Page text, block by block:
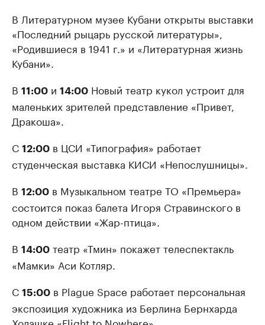
В Литературном музее Кубани открыты выставки
«Последний рыцарь русской литературы»,
«Родившиеся в 1941 г.» и «Литературная жизнь
Кубани».
В 11:00 и 14:00 Новый театр кукол устроит для
маленьких зрителей представление «Привет,
Дракоша».
С 12:00 в ЦСИ «Типография» работает
студенческая выставка КИСИ «Непослушницы».
В 12:00 в Музыкальном театре ТО «Премьера»
состоится показ балета Игоря Стравинского в
одном действии «Жар-птица».
В 14:00 театр «Тмин» покажет телеспектакль
«Мамки» Аси Котляр.
С 15:00 в Plague Space работает персональная
экспозиция художника из Берлина Бернхарда